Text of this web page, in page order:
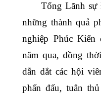
Tổng Lãnh sự
những thành quả
nghiệp Phúc Kiến
năm qua, đồng
dẫn dắt các hội
phấn đấu, tuân